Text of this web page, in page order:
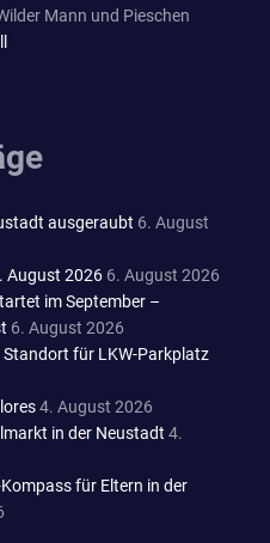
Mann und Pieschen
ausgeraubt 6. August
August 2026 6. August 2026
im September –
6. August 2026
für LKW-Parkplatz
4. August 2026
in der Neustadt 4.
für Eltern in der